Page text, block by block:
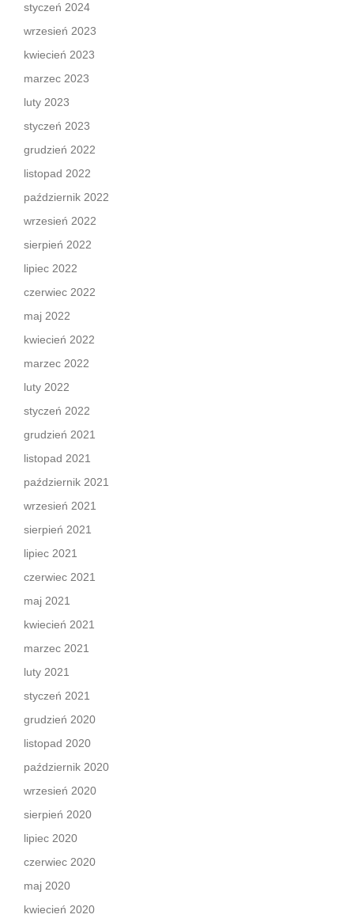
styczeń 2024
wrzesień 2023
kwiecień 2023
marzec 2023
luty 2023
styczeń 2023
grudzień 2022
listopad 2022
październik 2022
wrzesień 2022
sierpień 2022
lipiec 2022
czerwiec 2022
maj 2022
kwiecień 2022
marzec 2022
luty 2022
styczeń 2022
grudzień 2021
listopad 2021
październik 2021
wrzesień 2021
sierpień 2021
lipiec 2021
czerwiec 2021
maj 2021
kwiecień 2021
marzec 2021
luty 2021
styczeń 2021
grudzień 2020
listopad 2020
październik 2020
wrzesień 2020
sierpień 2020
lipiec 2020
czerwiec 2020
maj 2020
kwiecień 2020